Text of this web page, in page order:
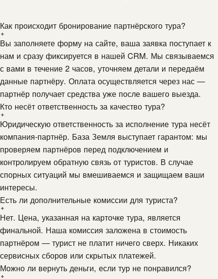
Как происходит бронирование партнёрского тура?
Вы заполняете форму на сайте, ваша заявка поступает к
нам и сразу фиксируется в нашей CRM. Мы связываемся
с вами в течение 2 часов, уточняем детали и передаём
данные партнёру. Оплата осуществляется через нас —
партнёр получает средства уже после вашего выезда.
Кто несёт ответственность за качество тура?
Юридическую ответственность за исполнение тура несёт
компания-партнёр. База Земля выступает гарантом: мы
проверяем партнёров перед подключением и
контролируем обратную связь от туристов. В случае
спорных ситуаций мы вмешиваемся и защищаем ваши
интересы.
Есть ли дополнительные комиссии для туриста?
Нет. Цена, указанная на карточке тура, является
финальной. Наша комиссия заложена в стоимость
партнёром — турист не платит ничего сверх. Никаких
сервисных сборов или скрытых платежей.
Можно ли вернуть деньги, если тур не понравился?